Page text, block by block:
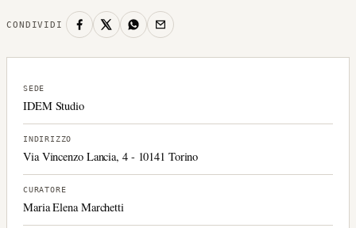
CONDIVIDI
SEDE
IDEM Studio
INDIRIZZO
Via Vincenzo Lancia, 4 - 10141 Torino
CURATORE
Maria Elena Marchetti